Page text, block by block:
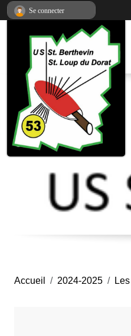
Accueil 2024-2025
Se connecter
Panneau de gestion des